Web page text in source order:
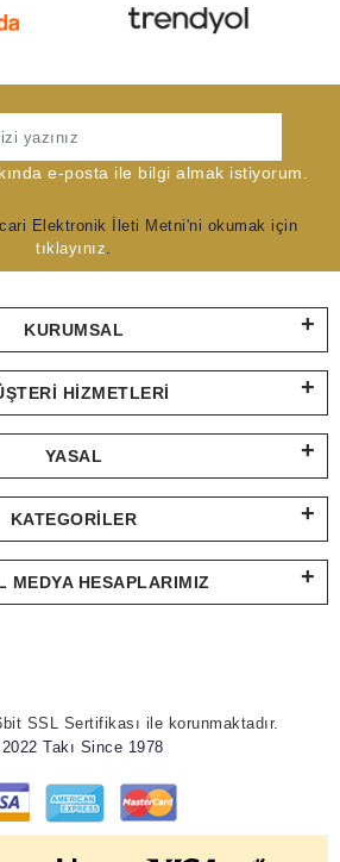
e-posta ile bilgi almak istiyorum.
Elektronik İleti Metni'ni okumak için
tıklayınız.
KURUMSAL
HIZMETLERI
YASAL
KATEGORILER
MEDYA HESAPLARIMIZ
SSL Sertifikası ile korunmaktadır.
Takı Since 1978